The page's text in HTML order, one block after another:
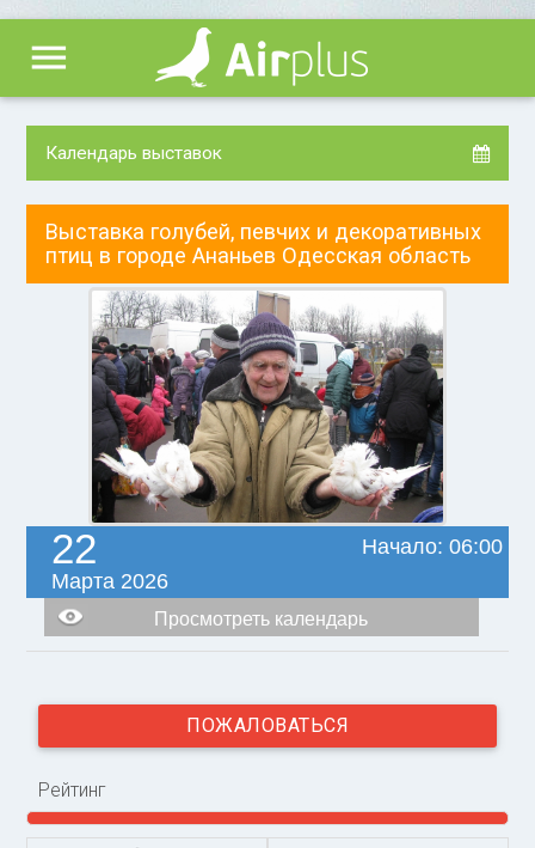
menu
Календарь выставок
Выставка голубей, певчих и декоративных
птиц в городе Ананьев Одесская область
22
Марта 2026
Начало: 06:00
Просмотреть календарь
ПОЖАЛОВАТЬСЯ
Рейтинг